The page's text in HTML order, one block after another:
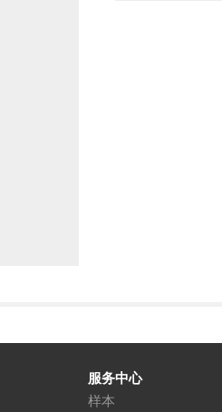
服务中心
样本